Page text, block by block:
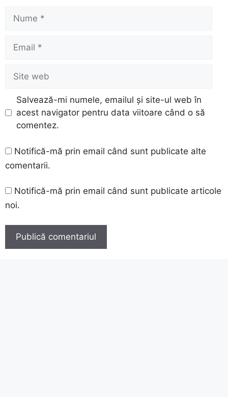
Nume
Email
Site
web
Salvează-mi numele, emailul și site-ul web în
acest navigator pentru data viitoare când o să
comentez.
Notifică-mă prin email când sunt publicate alte
comentarii.
Notifică-mă prin email când sunt publicate articole
noi.